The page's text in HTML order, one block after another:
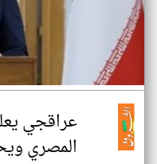
عراقجي
المصري